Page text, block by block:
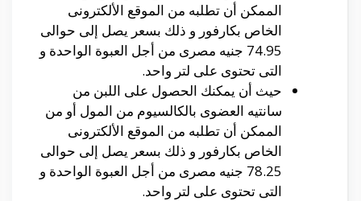
الممكن أن تطلبه من الموقع الألكترونى
الخاص بكارفور و ذلك بسعر يصل إلى حوالى
74.95 جنيه مصرى من أجل العبوة الواحدة و
التى تحتوى على لتر واحد.
حيث أن يمكنك الحصول على اللبن من
سانتيه العضوى بالكالسيوم من المول أو من
الممكن أن تطلبه من الموقع الألكترونى
الخاص بكارفور و ذلك بسعر يصل إلى حوالى
78.25 جنيه مصرى من أجل العبوة الواحدة و
التى تحتوى على لتر واحد.